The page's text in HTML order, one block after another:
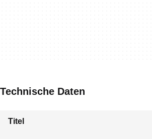
Technische Daten
Titel